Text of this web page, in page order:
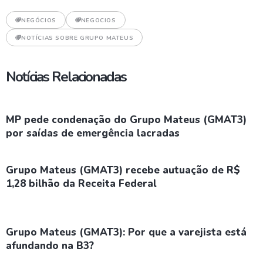
NEGÓCIOS NEGOCIOS
NOTÍCIAS SOBRE GRUPO MATEUS
Notícias Relacionadas
MP pede condenação do Grupo Mateus (GMAT3)
por saídas de emergência lacradas
Grupo Mateus (GMAT3) recebe autuação de R$
1,28 bilhão da Receita Federal
Grupo Mateus (GMAT3): Por que a varejista está
afundando na B3?